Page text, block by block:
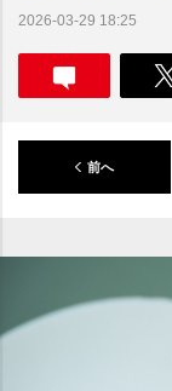
2026-03-29 18:25
前へ